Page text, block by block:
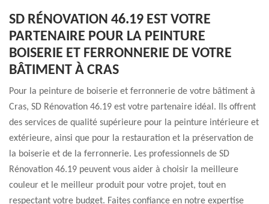
SD RÉNOVATION 46.19 EST VOTRE
PARTENAIRE POUR LA PEINTURE
BOISERIE ET FERRONNERIE DE VOTRE
BÂTIMENT À CRAS
Pour la peinture de boiserie et ferronnerie de votre bâtiment à
Cras, SD Rénovation 46.19 est votre partenaire idéal. Ils offrent
des services de qualité supérieure pour la peinture intérieure et
extérieure, ainsi que pour la restauration et la préservation de
la boiserie et de la ferronnerie. Les professionnels de SD
Rénovation 46.19 peuvent vous aider à choisir la meilleure
couleur et le meilleur produit pour votre projet, tout en
respectant votre budget. Faites confiance en notre expertise